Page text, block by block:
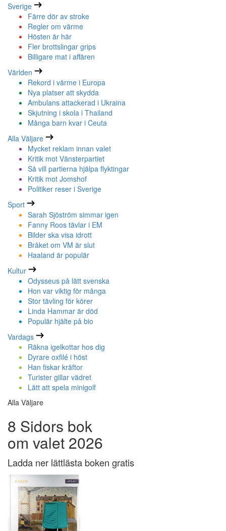
Sverige
Färre dör av stroke
Regler om värme
Hösten är här
Fler brottslingar grips
Billigare mat i affären
Världen
Rekord i värme i Europa
Nya platser att skydda
Ambulans attackerad i Ukraina
Skjutning i skola i Thailand
Många barn kvar i Ceuta
Alla Väljare
Mycket reklam innan valet
Kritik mot Vänsterpartiet
Så vill partierna hjälpa flyktingar
Kritik mot Jomshof
Politiker reser i Sverige
Sport
Sarah Sjöström simmar igen
Fanny Roos tävlar i EM
Bilder ska visa idrott
Bråket om VM är slut
Haaland är populär
Kultur
Odysseus på lätt svenska
Hon var viktig för många
Stor tävling för körer
Linda Hammar är död
Populär hjälte på bio
Vardags
Räkna igelkottar hos dig
Dyrare oxfilé i höst
Han fiskar kräftor
Turister gillar vädret
Lätt att spela minigolf
Alla Väljare
8 Sidors bok
om valet 2026
Ladda ner lättlästa boken gratis